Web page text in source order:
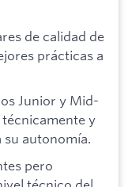
de calidad de
prácticas a
Junior y Mid-
y
autonomía.
pero